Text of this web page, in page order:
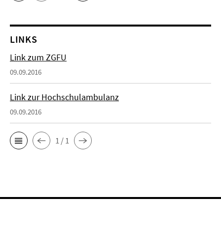
LINKS
Link zum ZGFU
09.09.2016
Link zur Hochschulambulanz
09.09.2016
1 / 1